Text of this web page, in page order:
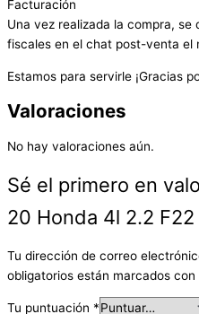
Facturación
Una vez realizada la compra,
fiscales en el chat post-venta el
Estamos para servirle ¡Gracias
Valoraciones
No hay valoraciones aún.
Sé el primero en
20 Honda 4l 2.2
Tu dirección de correo
obligatorios están marcados con
Tu puntuación *